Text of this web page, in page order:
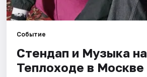
Событие
Стендап и Музыка на
Теплоходе в Москве